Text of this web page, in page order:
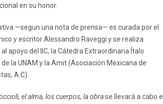
en su honor.
—segun una nota de prensa— es curada por el
y escritor Alessandro Raveggi y se realiza
apoyo del IIC, la Cátedra Extraordinaria Ítalo
de la UNAM y la Amit (Asociación Mexicana de
A.C).
el alma, los cuerpos, la obrase llevará a cabo el